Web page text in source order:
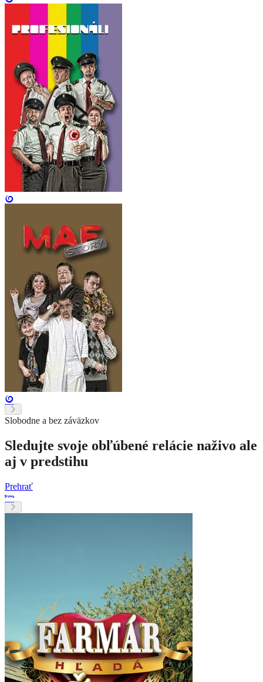
Slobodne a bez záväzkov
Sledujte svoje obľúbené relácie naživo ale
aj v predstihu
Prehrať